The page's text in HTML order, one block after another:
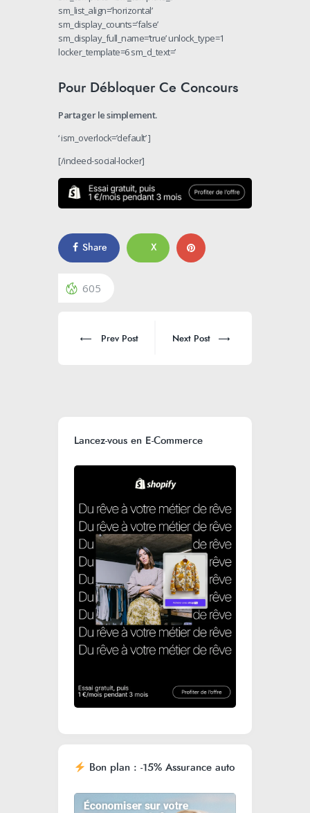
sm_list_align=’horizontal’
sm_display_counts=’false’
sm_display_full_name=’true’ unlock_type=1
locker_template=6 sm_d_text=’
Pour Débloquer Ce Concours
Partager le simplement.
‘ ism_overlock=’default’ ]
[/indeed-social-locker]
Share X
605
Prev Post Next Post
Lancez-vous en E-Commerce
Bon plan : -15% Assurance auto